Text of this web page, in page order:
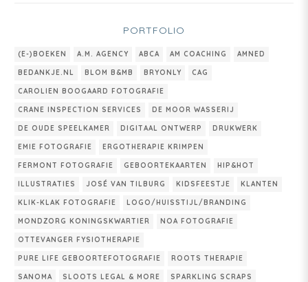
PORTFOLIO
(E-)BOEKEN A.M. AGENCY ABCA AM COACHING AMNED
BEDANKJE.NL BLOM B&MB BRYONLY CAG
CAROLIEN BOOGAARD FOTOGRAFIE
CRANE INSPECTION SERVICES DE MOOR WASSERIJ
DE OUDE SPEELKAMER DIGITAAL ONTWERP DRUKWERK
EMIE FOTOGRAFIE ERGOTHERAPIE KRIMPEN
FERMONT FOTOGRAFIE GEBOORTEKAARTEN HIP&HOT
ILLUSTRATIES JOSÉ VAN TILBURG KIDSFEESTJE KLANTEN
KLIK-KLAK FOTOGRAFIE LOGO/HUISSTIJL/BRANDING
MONDZORG KONINGSKWARTIER NOA FOTOGRAFIE
OTTEVANGER FYSIOTHERAPIE
PURE LIFE GEBOORTEFOTOGRAFIE ROOTS THERAPIE
SANOMA SLOOTS LEGAL & MORE SPARKLING SCRAPS